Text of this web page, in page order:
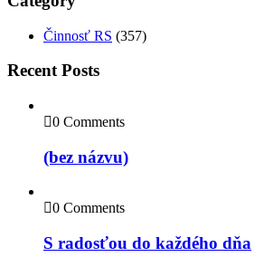
Činnosť RS (357)
Recent Posts
0 Comments
(bez názvu)
0 Comments
S radosťou do každého dňa